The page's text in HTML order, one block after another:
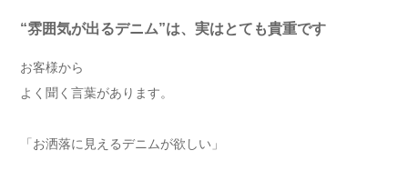
“雰囲気が出るデニム”は、実はとても貴重です
お客様から
よく聞く言葉があります。
「お洒落に見えるデニムが欲しい」